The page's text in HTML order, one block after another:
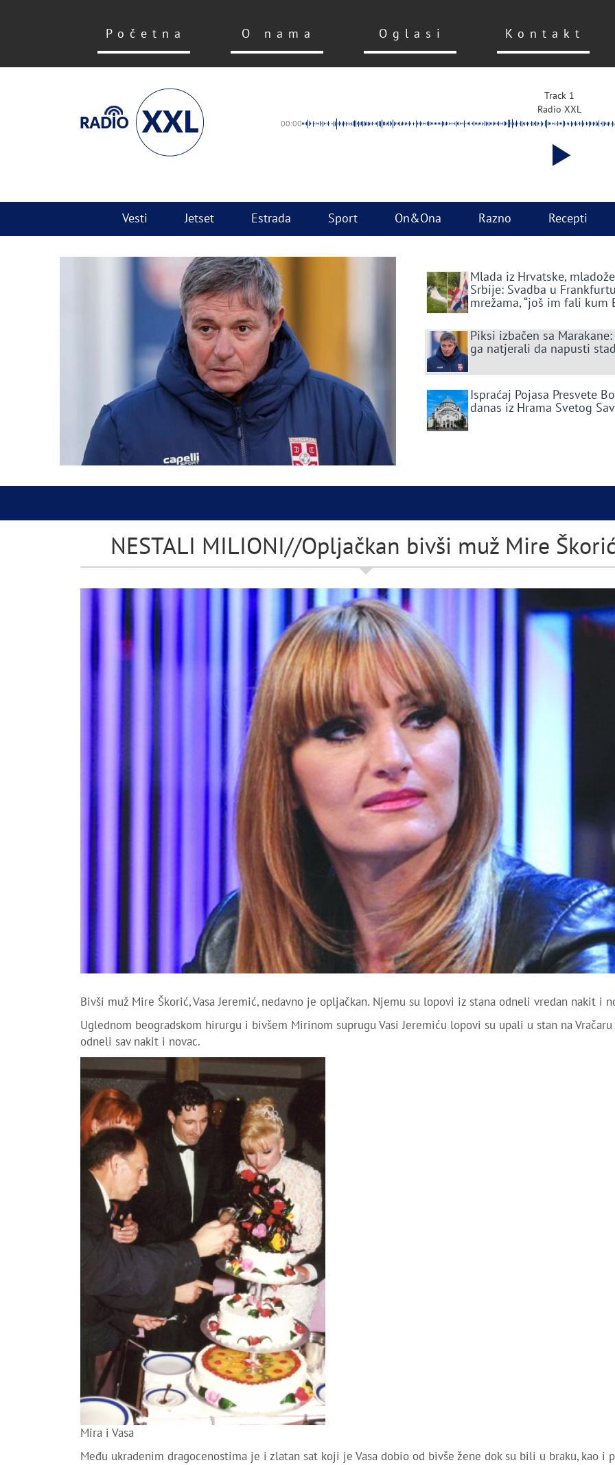
Početna O nama Oglasi Kontakt
Track 1
Radio XXL
00:00
Vesti Jetset Estrada Sport On&Ona Razno Recepti
Mlada iz Hrvatske,
Srbije: Svadba u
mrežama, “još im fali kum
Piksi izbačen sa
ga natjerali da napusti
Ispraćaj Pojasa Presvete
danas iz Hrama Svetog
NESTALI MILIONI//Opljačkan bivši muž Mire Škorić
Bivši muž Mire Škorić, Vasa Jeremić, nedavno je opljačkan. Njemu su lopovi iz stana odneli vredan nakit i
Uglednom beogradskom hirurgu i bivšem Mirinom suprugu Vasi Jeremiću lopovi su upali u stan na Vračaru
odneli sav nakit i novac.
Mira i Vasa
Među ukradenim dragocenostima je i zlatan sat koji je Vasa dobio od bivše žene dok su bili u braku, kao i